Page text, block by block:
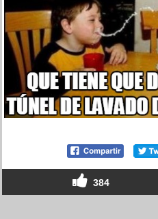
384